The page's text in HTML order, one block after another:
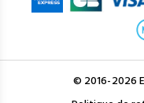
© 2016-2026